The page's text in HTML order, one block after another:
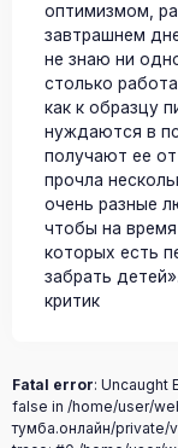
оптимизмом,
завтрашнем
не знаю ни
столько
как к образцу
нуждаются в
получают ее
прочла
очень разные
чтобы на
которых есть
забрать
критик
Fatal error: Uncaught
false in /home/user/
тумба.онлайн/private/